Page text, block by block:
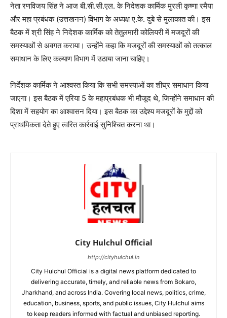
नेता रणविजय सिंह ने आज बी.सी.सी.एल. के निदेशक कार्मिक मुरली कृष्णा रमैया
और महा प्रबंधक (उत्तखनन) विभाग के अध्यक्ष ए.के. दुबे से मुलाकात की। इस
बैठक में श्री सिंह ने निदेशक कार्मिक को तेतुलमारी कोलियरी में मजदूरों की
समस्याओं से अवगत कराया। उन्होंने कहा कि मजदूरों की समस्याओं को तत्काल
समाधान के लिए कल्याण विभाग में उठाया जाना चाहिए।
निर्देशक कार्मिक ने आश्वस्त किया कि सभी समस्याओं का शीघ्र समाधान किया
जाएगा। इस बैठक में एरिया 5 के महाप्रबंधक भी मौजूद थे, जिन्होंने समाधान की
दिशा में सहयोग का आश्वासन दिया। इस बैठक का उद्देश्य मजदूरों के मुद्दों को
प्राथमिकता देते हुए त्वरित कार्रवाई सुनिश्चित करना था।
City Hulchul Official
http://cityhulchul.in
City Hulchul Official is a digital news platform dedicated to
delivering accurate, timely, and reliable news from Bokaro,
Jharkhand, and across India. Covering local news, politics, crime,
education, business, sports, and public issues, City Hulchul aims
to keep readers informed with factual and unbiased reporting.